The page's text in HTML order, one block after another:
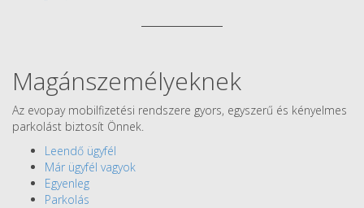
Magánszemélyeknek
Az evopay mobilfizetési rendszere gyors, egyszerű és kényelmes
parkolást biztosít Önnek.
Leendő ügyfél
Már ügyfél vagyok
Egyenleg
Parkolás